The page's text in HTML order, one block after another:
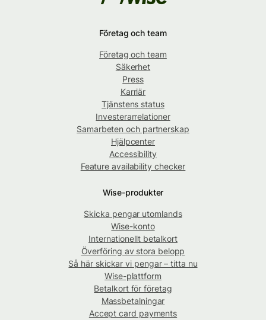
Företag och team
Företag och team
Säkerhet
Press
Karriär
Tjänstens status
Investerarrelationer
Samarbeten och partnerskap
Hjälpcenter
Accessibility
Feature availability checker
Wise-produkter
Skicka pengar utomlands
Wise-konto
Internationellt betalkort
Överföring av stora belopp
Så här skickar vi pengar – titta nu
Wise-plattform
Betalkort för företag
Massbetalningar
Accept card payments